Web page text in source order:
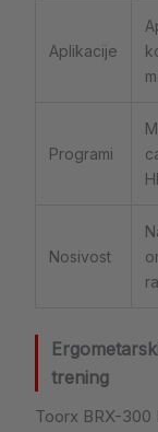
Aplikacije
Programi
Nosivost
trening
Toorx BRX-300